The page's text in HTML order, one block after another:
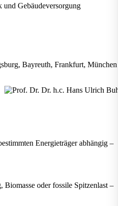
Gebäudeversorgung
Bayreuth, Frankfurt, München
Energieträger abhängig –
oder fossile Spitzenlast –